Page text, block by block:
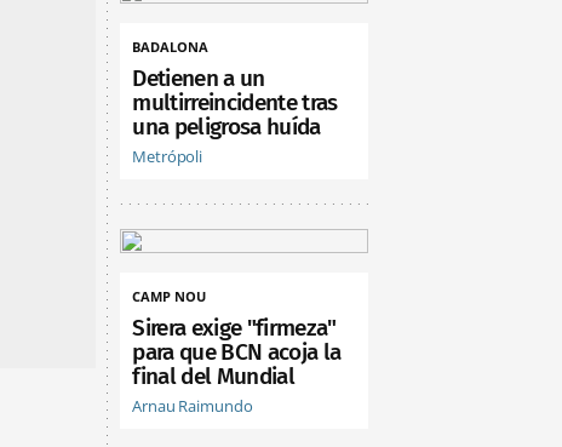
BADALONA
Detienen a un
multirreincidente tras
una peligrosa huída
Metrópoli
CAMP NOU
Sirera exige "firmeza"
para que BCN acoja la
final del Mundial
Arnau Raimundo